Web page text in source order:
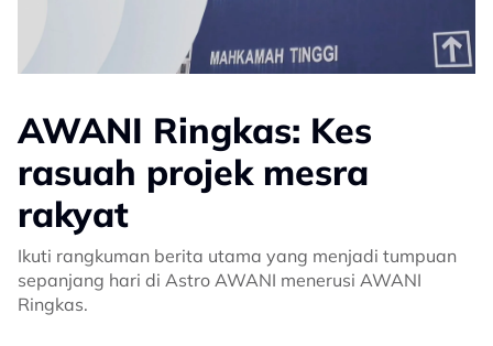
AWANI Ringkas: Kes
rasuah projek mesra
rakyat
Ikuti rangkuman berita utama yang menjadi tumpuan
sepanjang hari di Astro AWANI menerusi AWANI
Ringkas.